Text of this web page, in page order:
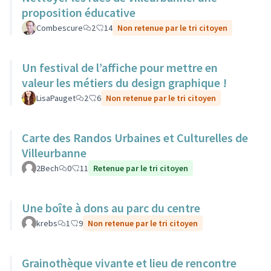
proposition éducative
Combescure 2 14 Non retenue par le tri citoyen
Un festival de l’affiche pour mettre en
valeur les métiers du design graphique !
LisaPauget 2 6 Non retenue par le tri citoyen
Carte des Randos Urbaines et Culturelles de
Villeurbanne
2Bech 0 11 Retenue par le tri citoyen
Une boîte à dons au parc du centre
krebs 1 9 Non retenue par le tri citoyen
Grainothèque vivante et lieu de rencontre